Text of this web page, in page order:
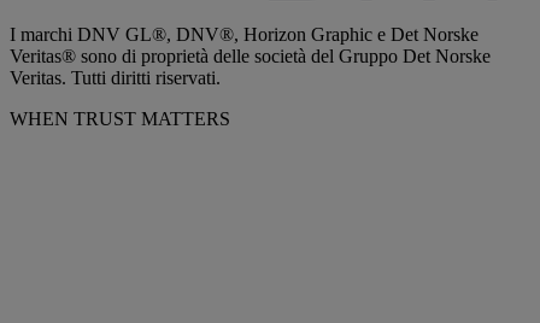
I marchi DNV GL®, DNV®, Horizon Graphic e Det Norske
Veritas® sono di proprietà delle società del Gruppo Det Norske
Veritas. Tutti diritti riservati.
WHEN TRUST MATTERS